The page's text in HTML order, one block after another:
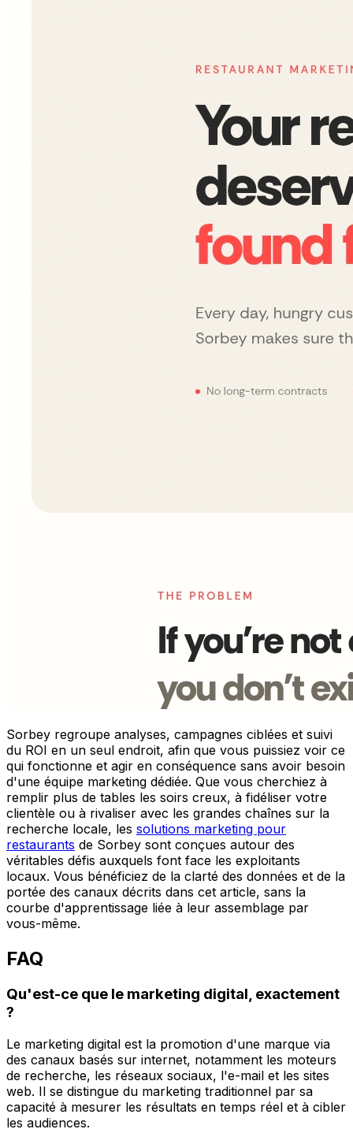
Sorbey regroupe analyses, campagnes ciblées et suivi
du ROI en un seul endroit, afin que vous puissiez voir ce
qui fonctionne et agir en conséquence sans avoir besoin
d'une équipe marketing dédiée. Que vous cherchiez à
remplir plus de tables les soirs creux, à fidéliser votre
clientèle ou à rivaliser avec les grandes chaînes sur la
recherche locale, les solutions marketing pour
restaurants de Sorbey sont conçues autour des
véritables défis auxquels font face les exploitants
locaux. Vous bénéficiez de la clarté des données et de la
portée des canaux décrits dans cet article, sans la
courbe d'apprentissage liée à leur assemblage par
vous-même.
FAQ
Qu'est-ce que le marketing digital, exactement
?
Le marketing digital est la promotion d'une marque via
des canaux basés sur internet, notamment les moteurs
de recherche, les réseaux sociaux, l'e-mail et les sites
web. Il se distingue du marketing traditionnel par sa
capacité à mesurer les résultats en temps réel et à cibler
les audiences.